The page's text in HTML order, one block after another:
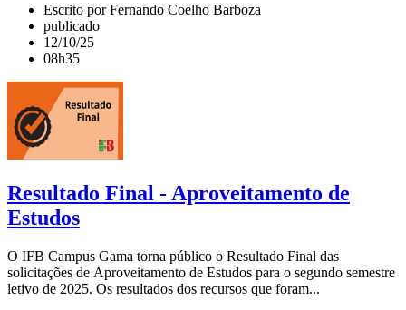
Escrito por Fernando Coelho Barboza
publicado
12/10/25
08h35
Resultado Final - Aproveitamento de
Estudos
O IFB Campus Gama torna público o Resultado Final das
solicitações de Aproveitamento de Estudos para o segundo semestre
letivo de 2025. Os resultados dos recursos que foram...